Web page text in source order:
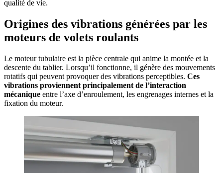
qualité de vie.
Origines des vibrations générées par les
moteurs de volets roulants
Le moteur tubulaire est la pièce centrale qui anime la montée et la
descente du tablier. Lorsqu’il fonctionne, il génère des mouvements
rotatifs qui peuvent provoquer des vibrations perceptibles. Ces
vibrations proviennent principalement de l’interaction
mécanique entre l’axe d’enroulement, les engrenages internes et la
fixation du moteur.